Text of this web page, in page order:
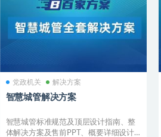
党政机关 解决方案
智慧城管解决方案
智慧城管标准规范及顶层设计指南、整
体解决方案及售前PPT、概要详细设计